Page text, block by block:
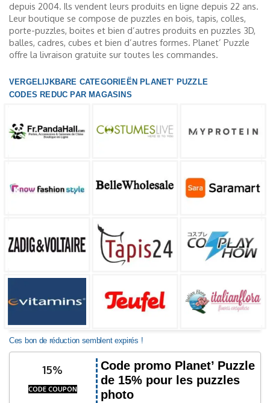
depuis 2004. Ils vendent leurs produits en ligne depuis 22 ans.
Leur boutique se compose de puzzles en bois, tapis, colles,
porte-puzzles, boites et bien d’autres produits en puzzles 3D,
balles, cadres, cubes et bien d’autres formes. Planet’ Puzzle
offre la livraison gratuite sur toutes les commandes.
VERGELIJKBARE CATEGORIEËN PLANET' PUZZLE
CODES REDUC PAR MAGASINS
Ces bon de réduction semblent expirés !
15%
CODE COUPON
Code promo Planet’ Puzzle
de 15% pour les puzzles
photo